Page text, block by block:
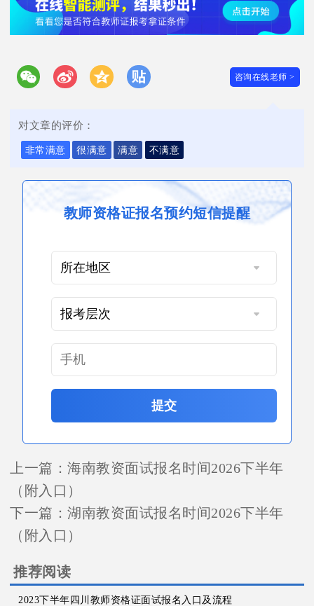
咨询在线老师 >
对文章的评价：
非常满意 很满意 满意 不满意
教师资格证报名预约短信提醒
提交
上一篇：海南教资面试报名时间2026下半年
（附入口）
下一篇：湖南教资面试报名时间2026下半年
（附入口）
推荐阅读
2023下半年四川教师资格证面试报名入口及流程